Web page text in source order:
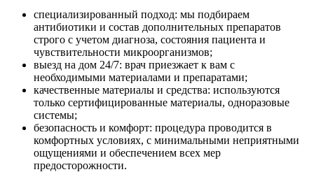
специализированный подход: мы подбираем
антибиотики и состав дополнительных препаратов
строго с учетом диагноза, состояния пациента и
чувствительности микроорганизмов;
выезд на дом 24/7: врач приезжает к вам с
необходимыми материалами и препаратами;
качественные материалы и средства: используются
только сертифицированные материалы, одноразовые
системы;
безопасность и комфорт: процедура проводится в
комфортных условиях, с минимальными неприятными
ощущениями и обеспечением всех мер
предосторожности.